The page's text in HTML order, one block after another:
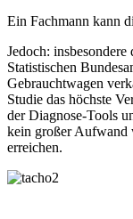
Ein Fachmann kann
Jedoch:
Statistischen
Gebrauchtwagen
Studie das höchste
der Diagnose-Tools
kein großer Aufwand
erreichen.